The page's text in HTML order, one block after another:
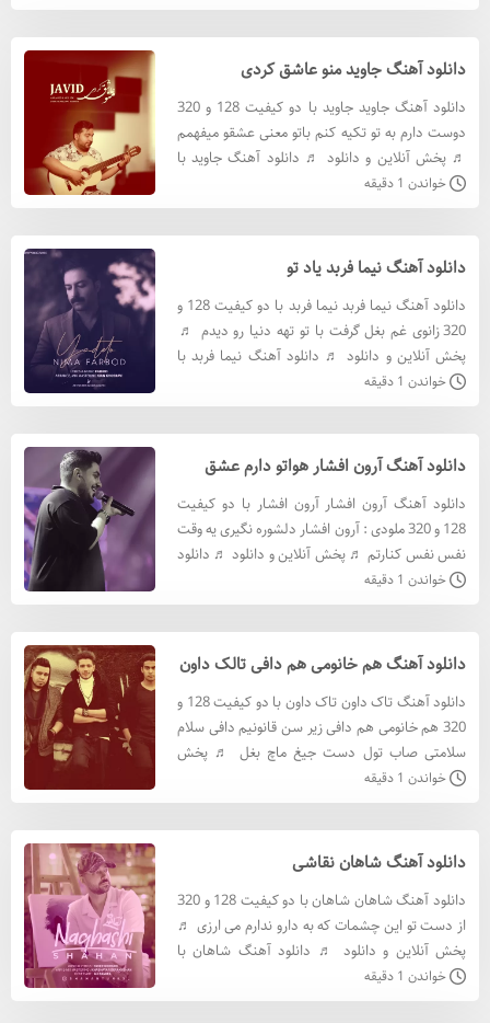
با کيفيت 320 د
دانلود آهنگ جاوید منو عاشق کردی
دانلود آهنگ جاوید جاوید با دو کیفیت 128 و 320
دوست دارم به تو تکیه کنم باتو معنی عشقو میفهمم
♬ پخش آنلاین و دانلود ♬ دانلود آهنگ جاوید با
آهنگ جاوید
خواندن 1 دقیقه
دانلود آهنگ نیما فربد یاد تو
دانلود آهنگ نیما فربد نیما فربد با دو کیفیت 128 و
320 زانوی غم بغل گرفت با تو تهه دنیا رو دیدم ♬
پخش آنلاین و دانلود ♬ دانلود آهنگ نیما فربد با
خواندن 1 دقیقه
دانلود آهنگ آرون افشار هواتو دارم عشق
دانلود آهنگ آرون افشار آرون افشار با دو کیفیت
128 و 320 ملودی : آرون افشار دلشوره نگیری یه وقت
نفس نفس کنارتم ♬ پخش آنلاین و دانلود ♬ دانلود
افشار ب
خواندن 1 دقیقه
دانلود آهنگ هم خانومی هم دافی تالک داون
دانلود آهنگ تاک داون تاک داون با دو کیفیت 128 و
320 هم خانومی هم دافی زیر سن قانونیم دافی سلام
سلامتی صاب تول دست جیغ ماچ بغل ♬ پخش
آنلاین و دانلود ♬ دانلود آهنگ تاک داون با کيفيت
خواندن 1 دقیقه
دانلود آهنگ شاهان نقاشی
دانلود آهنگ شاهان شاهان با دو کیفیت 128 و 320
از دست تو این چشمات که به دارو ندارم می ارزی ♬
پخش آنلاین و دانلود ♬ دانلود آهنگ شاهان با
آهنگ شاهان
خواندن 1 دقیقه